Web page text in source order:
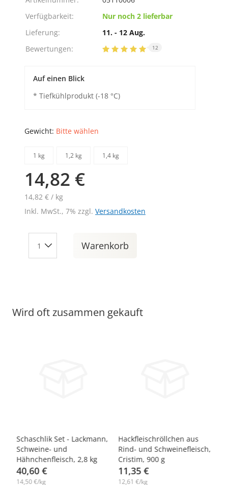
Verfügbarkeit:
Nur noch 2 lieferbar
Lieferung:
11. - 12 Aug.
Bewertungen:
12
Auf einen Blick
* Tiefkühlprodukt (-18 °C)
Gewicht: Bitte wählen
1 kg 1,2 kg 1,4 kg
14,82 €
14,82 € / kg
Inkl. MwSt., 7% zzgl. Versandkosten
Warenkorb
Wird oft zusammen gekauft
-7%
Schaschlik Set - Lackmann,
Schweine- und
Hähnchenfleisch, 2,8 kg
40,60 €
14,50 €/kg
Hackfleischröllchen aus
Rind- und Schweinefleisch,
Cristim, 900 g
11,35 €
12,61 €/kg